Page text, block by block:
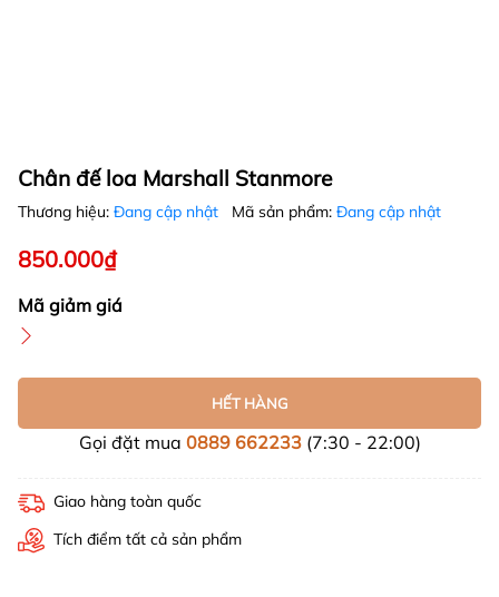
Chân đế loa Marshall Stanmore
Thương hiệu: Đang cập nhật Mã sản phẩm: Đang cập nhật
850.000₫
Mã giảm giá
HẾT HÀNG
Gọi đặt mua 0889 662233(7:30 - 22:00)
Giao hàng toàn quốc
Tích điểm tất cả sản phẩm